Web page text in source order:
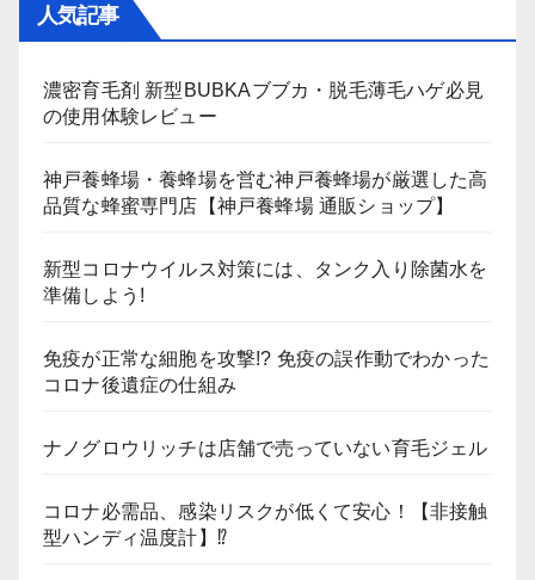
人気記事
濃密育毛剤 新型BUBKAブブカ・脱毛薄毛ハゲ必見
の使用体験レビュー
神戸養蜂場・養蜂場を営む神戸養蜂場が厳選した高
品質な蜂蜜専門店【神戸養蜂場 通販ショップ】
新型コロナウイルス対策には、タンク入り除菌水を
準備しよう!
免疫が正常な細胞を攻撃!? 免疫の誤作動でわかった
コロナ後遺症の仕組み
ナノグロウリッチは店舗で売っていない育毛ジェル
コロナ必需品、感染リスクが低くて安心！【非接触
型ハンディ温度計】⁉